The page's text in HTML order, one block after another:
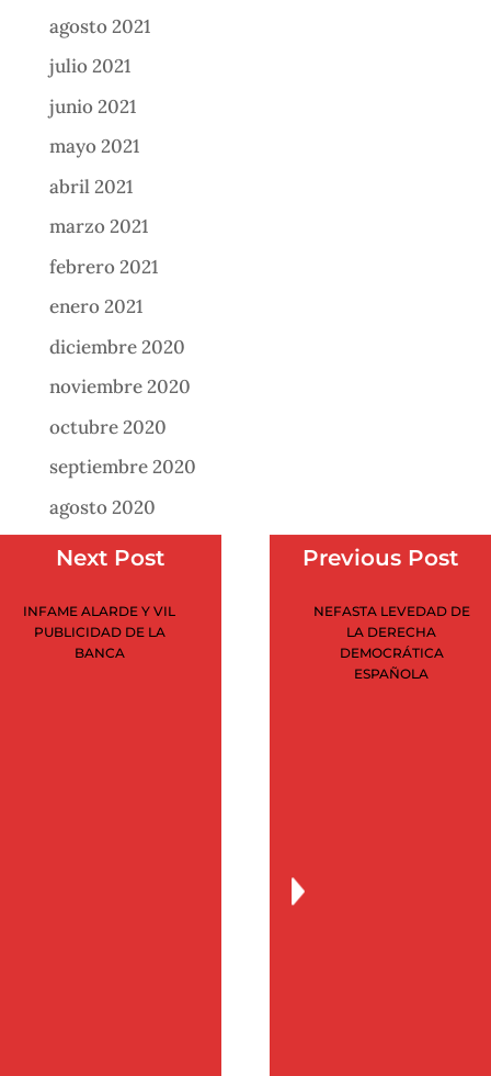
agosto 2021
julio 2021
junio 2021
mayo 2021
abril 2021
marzo 2021
febrero 2021
enero 2021
diciembre 2020
noviembre 2020
octubre 2020
septiembre 2020
agosto 2020
julio 2020
mayo 2020
Previous Post
NEFASTA LEVEDAD DE
LA DERECHA
DEMOCRÁTICA
ESPAÑOLA
Next Post
INFAME ALARDE Y VIL
PUBLICIDAD DE LA
BANCA